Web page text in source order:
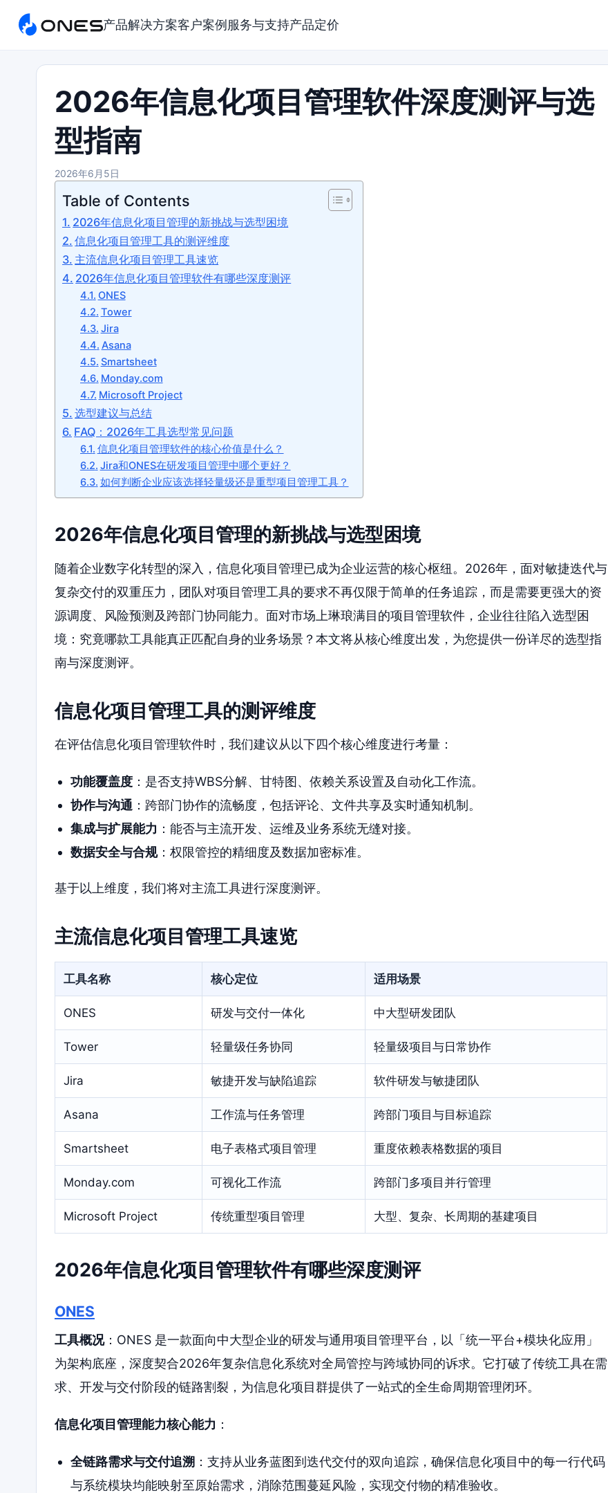
产品解决方案客户案例 服务与支持产品定价
2026年信息化项目管理软件深度测评与选
型指南
2026年6月5日
Table of Contents
2026年信息化项目管理的新挑战与选型困境
信息化项目管理工具的测评维度
主流信息化项目管理工具速览
2026年信息化项目管理软件有哪些深度测评
ONES
Tower
Jira
Asana
Smartsheet
Monday.com
Microsoft Project
选型建议与总结
FAQ：2026年工具选型常见问题
信息化项目管理软件的核心价值是什么？
Jira和ONES在研发项目管理中哪个更好？
如何判断企业应该选择轻量级还是重型项目管理工具？
2026年信息化项目管理的新挑战与选型困境
随着企业数字化转型的深入，信息化项目管理已成为企业运营的核心枢纽。2026年，面对敏捷迭代与
复杂交付的双重压力，团队对项目管理工具的要求不再仅限于简单的任务追踪，而是需要更强大的资
源调度、风险预测及跨部门协同能力。面对市场上琳琅满目的项目管理软件，企业往往陷入选型困
境：究竟哪款工具能真正匹配自身的业务场景？本文将从核心维度出发，为您提供一份详尽的选型指
南与深度测评。
信息化项目管理工具的测评维度
在评估信息化项目管理软件时，我们建议从以下四个核心维度进行考量：
功能覆盖度：是否支持WBS分解、甘特图、依赖关系设置及自动化工作流。
协作与沟通 ：跨部门协作的流畅度，包括评论、文件共享及实时通知机制。
集成与扩展能力 ：能否与主流开发、运维及业务系统无缝对接。
数据安全与合规：权限管控的精细度及数据加密标准。
基于以上维度，我们将对主流工具进行深度测评。
主流信息化项目管理工具速览
工具名称 核心定位 适用场景
ONES 研发与交付一体化 中大型研发团队
Tower 轻量级任务协同 轻量级项目与日常协作
Jira 敏捷开发与缺陷追踪 软件研发与敏捷团队
Asana 工作流与任务管理 跨部门项目与目标追踪
Smartsheet 电子表格式项目管理 重度依赖表格数据的项目
Monday.com 可视化工作流 跨部门多项目并行管理
Microsoft Project 传统重型项目管理 大型、复杂、长周期的基建项目
2026年信息化项目管理软件有哪些深度测评
ONES
工具概况：ONES 是一款面向中大型企业的研发与通用项目管理平台，以「统一平台+模块化应用」
为架构底座，深度契合2026年复杂信息化系统对全局管控与跨域协同的诉求。它打破了传统工具在需
求、开发与交付阶段的链路割裂，为信息化项目群提供了一站式的全生命周期管理闭环。
信息化项目管理能力核心能力 ：
全链路需求与交付追溯：支持从业务蓝图到迭代交付的双向追踪，确保信息化项目中的每一行代码
与系统模块均能映射至原始需求，消除范围蔓延风险，实现交付物的精准验收。